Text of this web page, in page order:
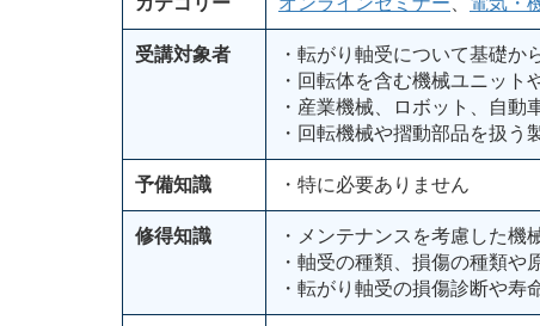
受講対象者
・転がり軸受について基礎か
・回転体を含む機械ユニッ
・産業機械、ロボット、自
・回転機械や摺動部品を扱
予備知識 ・特に必要ありません
修得知識
・メンテナンスを考慮した
・軸受の種類、損傷の種類
・転がり軸受の損傷診断や寿